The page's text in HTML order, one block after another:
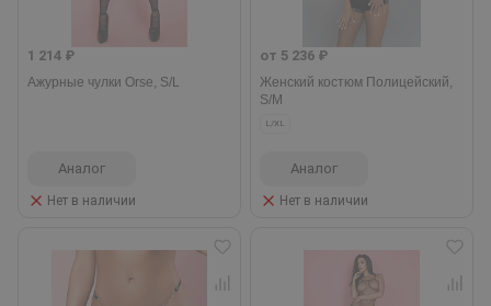
1 214 ₽
Ажурные чулки Orse, S/L
Аналог
Нет в наличии
от 5 236 ₽
Женский костюм Полицейский,
S/M
L/XL
Аналог
Нет в наличии